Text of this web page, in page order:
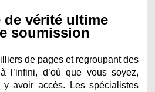
de vérité ultime
soumission
de pages et regroupant des
l’infini, d’où que vous soyez,
y avoir accès. Les spécialistes